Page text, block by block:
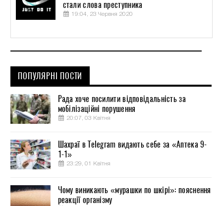
стали слова преступника
19:04, 23 Червня 2020
ПОПУЛЯРНІ ПОСТИ
Рада хоче посилити відповідальність за
мобілізаційні порушення
20:07, 03 Квітня
Шахраї в Telegram видають себе за «Аптека 9-
1-1»
23:29, 01 Квітня
Чому виникають «мурашки по шкірі»: пояснення
реакції організму